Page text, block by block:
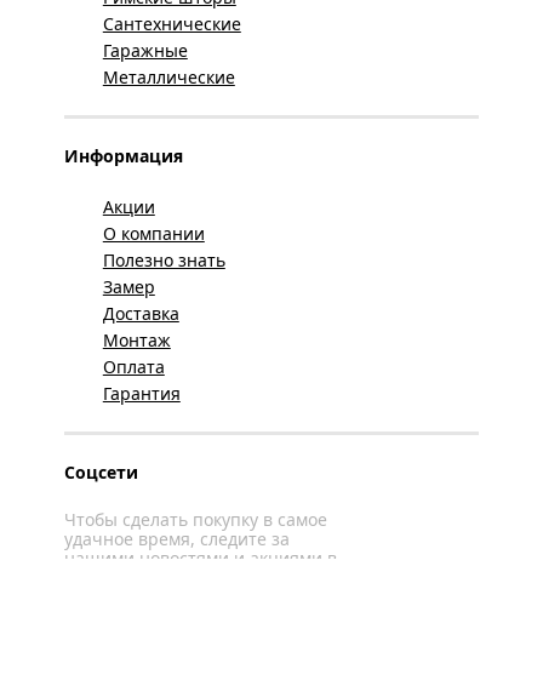
Сантехнические
Гаражные
Металлические
Информация
Акции
О компании
Полезно знать
Замер
Доставка
Монтаж
Оплата
Гарантия
Соцсети
Чтобы сделать покупку в самое
удачное время, следите за
нашими новостями и акциями в